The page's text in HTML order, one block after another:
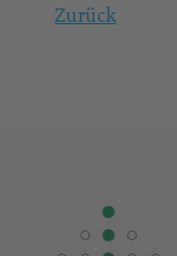
Zurück